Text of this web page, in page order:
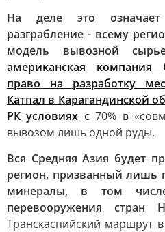
На деле это означает
разграбление - всему
модель вывозной
американская компания
право на разработку
Катпал в Карагандинской
РК условиях с 70% в
вывозом лишь одной руды.
Вся Средняя Азия будет
регион, призванный лишь
минералы, в том
перевооружения стран
Транскаспийский маршрут